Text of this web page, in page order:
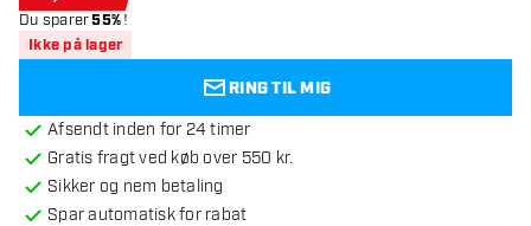
Du sparer55%!
Ikke på lager
RING TIL MIG
Afsendt inden for 24 timer
Gratis fragt ved køb over 550 kr.
Sikker og nem betaling
Spar automatisk for rabat